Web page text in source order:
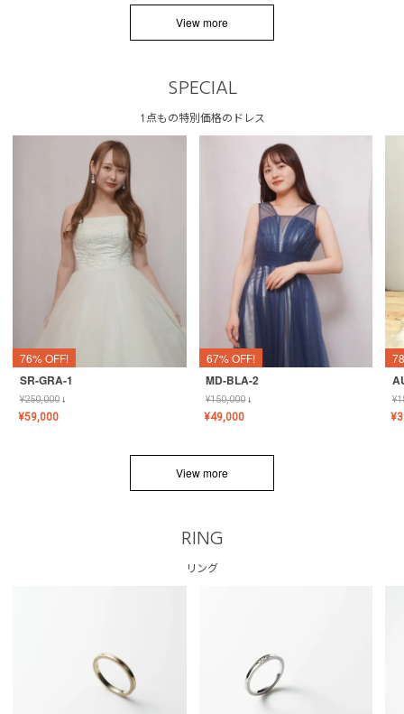
View more
SPECIAL
1点もの特別価格のドレス
76% OFF!
SR-GRA-1
¥250,000↓
¥59,000
67% OFF!
MD-BLA-2
¥150,000↓
¥49,000
¥
¥
View more
RING
リング